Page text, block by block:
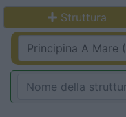
Struttura